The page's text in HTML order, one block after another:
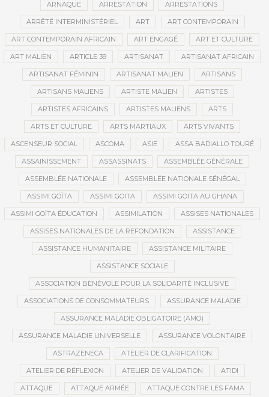
ARNAQUE ARRESTATION ARRESTATIONS
ARRÊTÉ INTERMINISTÉRIEL ART ART CONTEMPORAIN
ART CONTEMPORAIN AFRICAIN ART ENGAGÉ ART ET CULTURE
ART MALIEN ARTICLE 39 ARTISANAT ARTISANAT AFRICAIN
ARTISANAT FÉMININ ARTISANAT MALIEN ARTISANS
ARTISANS MALIENS ARTISTE MALIEN ARTISTES
ARTISTES AFRICAINS ARTISTES MALIENS ARTS
ARTS ET CULTURE ARTS MARTIAUX ARTS VIVANTS
ASCENSEUR SOCIAL ASCOMA ASIE ASSA BADIALLO TOURÉ
ASSAINISSEMENT ASSASSINATS ASSEMBLÉE GÉNÉRALE
ASSEMBLÉE NATIONALE ASSEMBLÉE NATIONALE SÉNÉGAL
ASSIMI GOÏTA ASSIMI GOITA ASSIMI GOITA AU GHANA
ASSIMI GOÏTA ÉDUCATION ASSIMILATION ASSISES NATIONALES
ASSISES NATIONALES DE LA REFONDATION ASSISTANCE
ASSISTANCE HUMANITAIRE ASSISTANCE MILITAIRE
ASSISTANCE SOCIALE
ASSOCIATION BÉNÉVOLE POUR LA SOLIDARITÉ INCLUSIVE
ASSOCIATIONS DE CONSOMMATEURS ASSURANCE MALADIE
ASSURANCE MALADIE OBLIGATOIRE (AMO)
ASSURANCE MALADIE UNIVERSELLE ASSURANCE VOLONTAIRE
ASTRAZENECA ATELIER DE CLARIFICATION
ATELIER DE RÉFLEXION ATELIER DE VALIDATION ATIDI
ATTAQUE ATTAQUE ARMÉE ATTAQUE CONTRE LES FAMA